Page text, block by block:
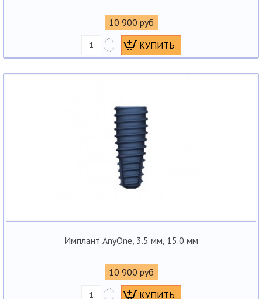
10 900 руб
Имплант AnyOne, 3.5 мм, 15.0 мм
10 900 руб